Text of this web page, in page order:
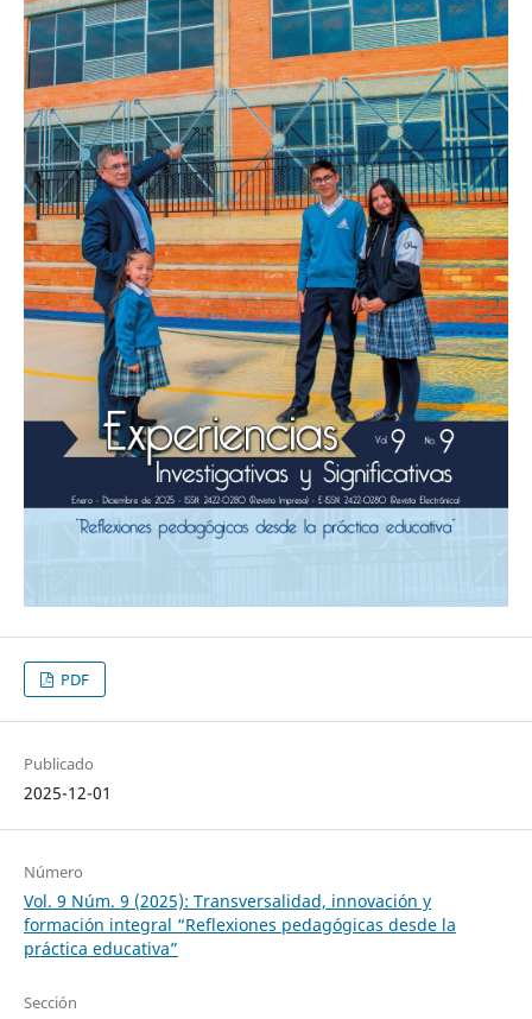
PDF
Publicado
2025-12-01
Número
Vol. 9 Núm. 9 (2025): Transversalidad, innovación y
formación integral “Reflexiones pedagógicas desde la
práctica educativa”
Sección